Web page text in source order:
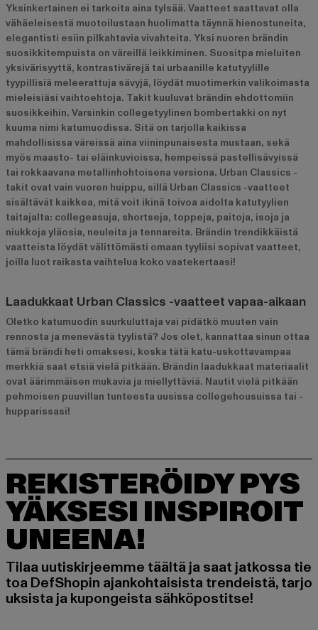
Yksinkertainen ei tarkoita aina tylsää. Vaatteet saattavat olla
vähäeleisestä muotoilustaan huolimatta täynnä hienostuneita,
elegantisti esiin pilkahtavia vivahteita. Yksi nuoren brändin
suosikkitempuista on väreillä leikkiminen. Suositpa mieluiten
yksivärisyyttä, kontrastivärejä tai urbaanille katutyylille
tyypillisiä meleerattuja sävyjä, löydät muotimerkin valikoimasta
mieleisiäsi vaihtoehtoja. Takit kuuluvat brändin ehdottomiin
suosikkeihin. Varsinkin collegetyylinen bombertakki on nyt
kuuma nimi katumuodissa. Sitä on tarjolla kaikissa
mahdollisissa väreissä aina viininpunaisesta mustaan, sekä
myös maasto- tai eläinkuvioissa, hempeissä pastellisävyissä
tai rokkaavana metallinhohtoisena versiona. Urban Classics -
takit ovat vain vuoren huippu, sillä Urban Classics -vaatteet
sisältävät kaikkea, mitä voit ikinä toivoa aidolta katutyylien
taitajalta: collegeasuja, shortseja, toppeja, paitoja, isoja ja
niukkoja yläosia, neuleita ja tennareita. Brändin trendikkäistä
vaatteista löydät välittömästi omaan tyyliisi sopivat vaatteet,
joilla luot raikasta vaihtelua koko vaatekertaasi!
Laadukkaat Urban Classics -vaatteet vapaa-aikaan
Oletko katumuodin suurkuluttaja vai pidätkö muuten vain
rennosta ja menevästä tyylistä? Jos olet, kannattaa sinun ottaa
tämä brändi heti omaksesi, koska tätä katu-uskottavampaa
merkkiä saat etsiä vielä pitkään. Brändin laadukkaat materiaalit
ovat äärimmäisen mukavia ja miellyttäviä. Nautit vielä pitkään
pehmoisen puuvillan tunteesta uusissa collegehousuissa tai -
hupparissasi!
REKISTERÖIDY PYS
YÄKSESI INSPIROIT
UNEENA!
Tilaa uutiskirjeemme täältä ja saat jatkossa tie
toa DefShopin ajankohtaisista trendeistä, tarjo
uksista ja kupongeista sähköpostitse!